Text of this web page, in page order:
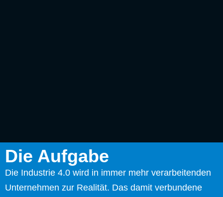
Die Aufgabe
Die Industrie 4.0 wird in immer mehr verarbeitenden
Unternehmen zur Realität. Das damit verbundene